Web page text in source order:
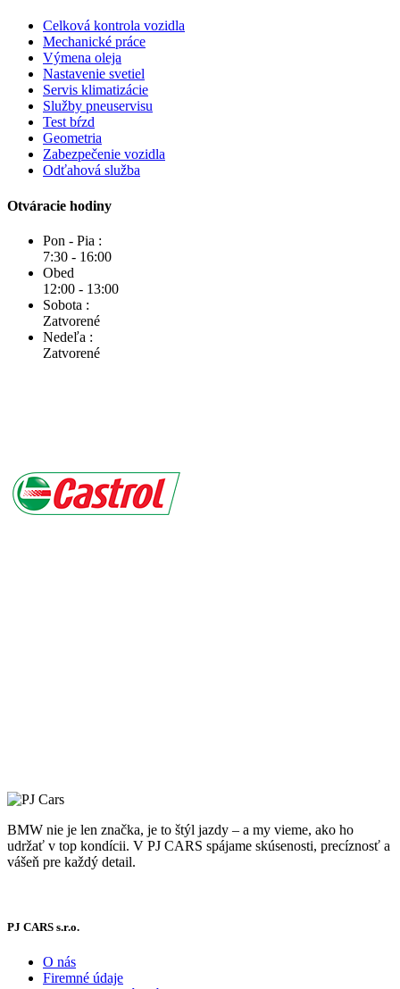
Celková kontrola vozidla
Mechanické práce
Výmena oleja
Nastavenie svetiel
Servis klimatizácie
Služby pneuservisu
Test bŕzd
Geometria
Zabezpečenie vozidla
Odťahová služba
Otváracie hodiny
Pon - Pia :
7:30 - 16:00
Obed
12:00 - 13:00
Sobota :
Zatvorené
Nedeľa :
Zatvorené
BMW nie je len značka, je to štýl jazdy – a my vieme, ako ho
udržať v top kondícii. V PJ CARS spájame skúsenosti, precíznosť a
vášeň pre každý detail.
PJ CARS s.r.o.
O nás
Firemné údaje